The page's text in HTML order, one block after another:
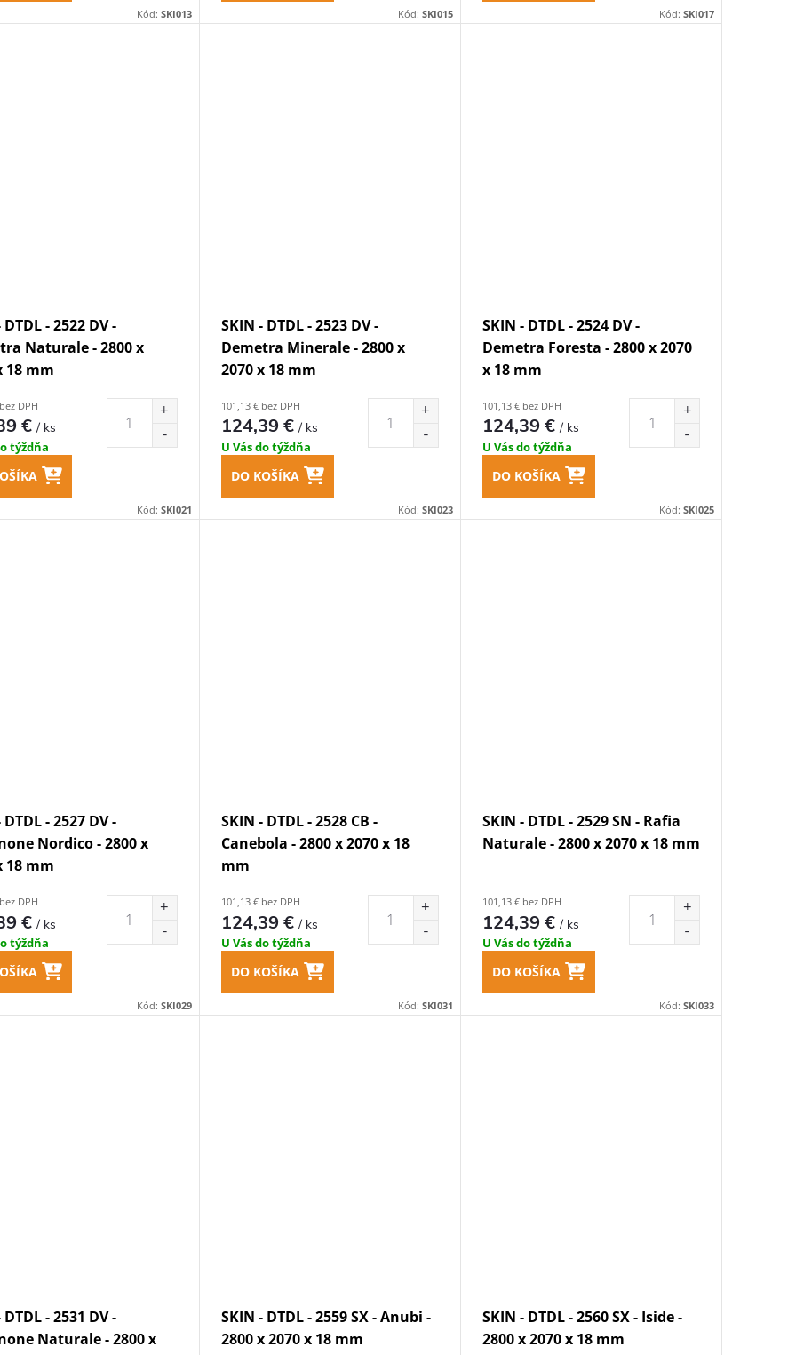
Kód: SKI013 Kód: SKI015 Kód: SKI017
DTDL - 2522 DV -
Naturale - 2800 x
18 mm
DPH
€/ ks
týždňa
Kód: SKI021
SKIN - DTDL - 2523 DV -
Demetra Minerale - 2800 x
2070 x 18 mm
101,13 € bez DPH
124,39 €/ ks
U Vás do týždňa
DO KOŠÍKA
Kód: SKI023
SKIN - DTDL - 2524 DV -
Demetra Foresta - 2800 x 2070
x 18 mm
101,13 € bez DPH
124,39 €/ ks
U Vás do týždňa
DO KOŠÍKA
Kód: SKI025
DTDL - 2527 DV -
Nordico - 2800 x
18 mm
DPH
€/ ks
týždňa
Kód: SKI029
SKIN - DTDL - 2528 CB -
Canebola - 2800 x 2070 x 18
mm
101,13 € bez DPH
124,39 €/ ks
U Vás do týždňa
DO KOŠÍKA
Kód: SKI031
SKIN - DTDL - 2529 SN - Rafia
Naturale - 2800 x 2070 x 18 mm
101,13 € bez DPH
124,39 €/ ks
U Vás do týždňa
DO KOŠÍKA
Kód: SKI033
DTDL - 2531 DV -
Naturale - 2800 x
SKIN - DTDL - 2559 SX - Anubi -
2800 x 2070 x 18 mm
SKIN - DTDL - 2560 SX - Iside -
2800 x 2070 x 18 mm